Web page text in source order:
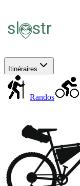
Itinéraires
Randos